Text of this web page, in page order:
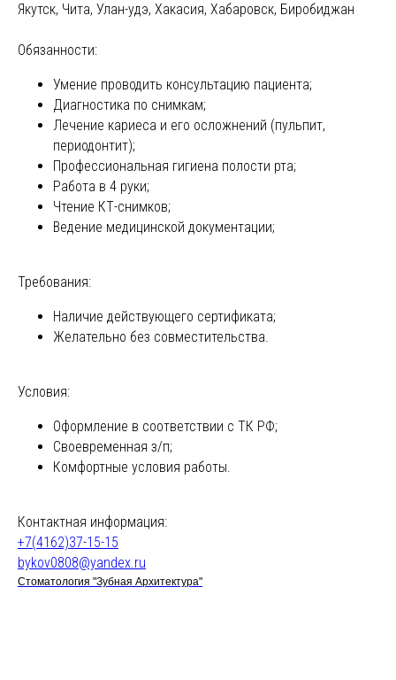
Якутск, Чита, Улан-удэ, Хакасия, Хабаровск, Биробиджан
Обязанности:
Умение проводить консультацию пациента;
Диагностика по снимкам;
Лечение кариеса и его осложнений (пульпит,
периодонтит);
Профессиональная гигиена полости рта;
Работа в 4 руки;
Чтение КТ-снимков;
Ведение медицинской документации;
Требования:
Наличие действующего сертификата;
Желательно без совместительства.
Условия:
Оформление в соответствии с ТК РФ;
Своевременная з/п;
Комфортные условия работы.
Контактная информация:
+7(4162)37-15-15
bykov0808@yandex.ru
Стоматология "Зубная Архитектура"